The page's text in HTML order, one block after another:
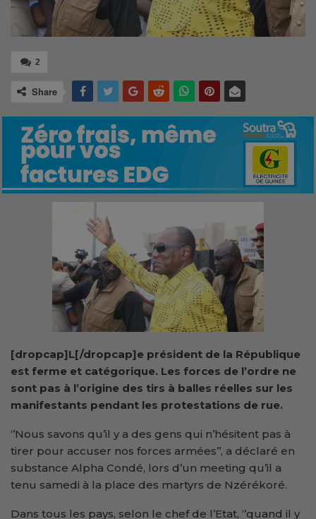
2
Share
[dropcap]L[/dropcap]e président de la République
est ferme et catégorique. Les forces de l’ordre ne
sont pas à l’origine des tirs à balles réelles sur les
manifestants pendant les protestations de rue.
‘’Nous savons qu’il y a des gens qui n’hésitent pas à
tirer pour accuser nos forces armées’’, a déclaré en
substance Alpha Condé, lors d’un meeting qu’il a
tenu samedi à la place des martyrs de Nzérékoré.
Dans tous les pays, selon le chef de l’Etat, ‘’quand il y